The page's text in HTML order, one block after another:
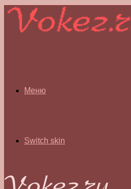
Меню
Switch skin